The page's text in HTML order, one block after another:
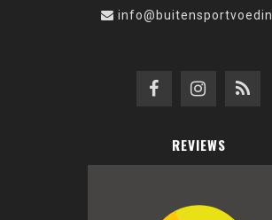
REVIEWS